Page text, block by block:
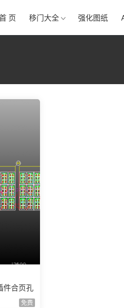
页 移门大全 强化图纸
件合页孔
免费